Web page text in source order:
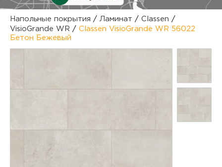
Напольные покрытия / Ламинат / Classen /
VisioGrande WR / Classen VisioGrande WR 56022
Бетон Бежевый